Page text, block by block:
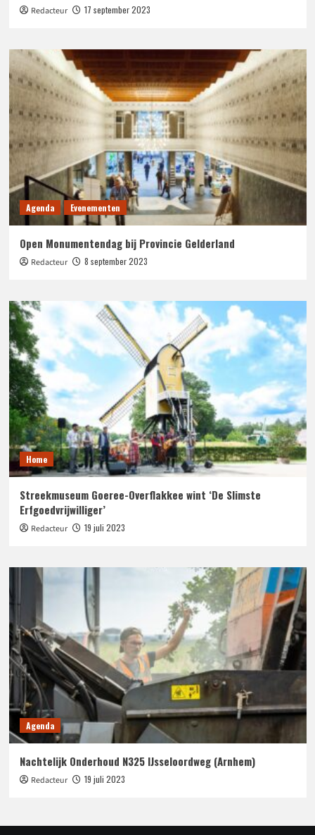
Redacteur 17 september 2023
Agenda Evenementen
Open Monumentendag bij Provincie Gelderland
Redacteur 8 september 2023
Home
Streekmuseum Goeree-Overflakkee wint ‘De Slimste
Erfgoedvrijwilliger’
Redacteur 19 juli 2023
Agenda
Nachtelijk Onderhoud N325 IJsseloordweg (Arnhem)
Redacteur 19 juli 2023